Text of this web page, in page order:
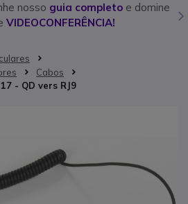
nosso guia completoe domine
VIDEOCONFERÊNCIA!
Cabos
- QD vers RJ9